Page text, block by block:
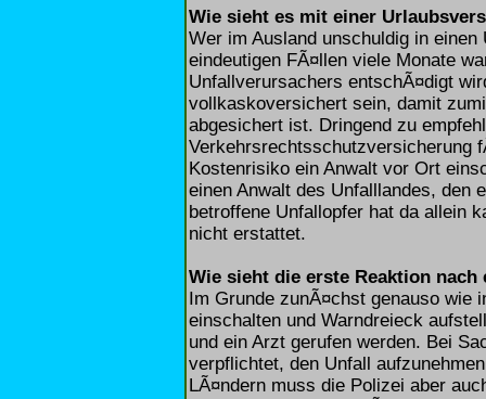
Wie sieht es mit einer
Wer im Ausland unschuldig in
eindeutigen FÃ¤llen viele Monate
Unfallverursachers entschÃ¤digt
vollkaskoversichert sein, damit
abgesichert ist. Dringend zu
Verkehrsrechtsschutzversicherung
Kostenrisiko ein Anwalt vor Ort
einen Anwalt des Unfalllandes, den
betroffene Unfallopfer hat da allein
nicht erstattet.
Wie sieht die erste Reaktion
Im Grunde zunÃ¤chst genauso wie
einschalten und Warndreieck
und ein Arzt gerufen werden. Bei
verpflichtet, den Unfall
LÃ¤ndern muss die Polizei aber